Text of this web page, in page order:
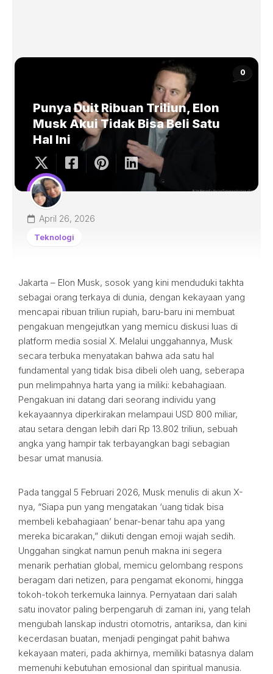
0
Punya Duit Ribuan Triliun, Elon
Musk Akui Tidak Bisa Beli Satu
Hal Ini
April 26, 2026
Teknologi
Jakarta – Elon Musk, sosok yang kini menduduki takhta
sebagai orang terkaya di dunia, dengan kekayaan yang
mencapai ribuan triliun rupiah, baru-baru ini membuat
pengakuan mengejutkan yang memicu diskusi luas di
platform media sosial X. Melalui unggahannya, Musk
secara terbuka menyatakan bahwa ada satu hal
fundamental yang tidak bisa dibeli oleh uang, seberapa
pun melimpahnya harta yang ia miliki: kebahagiaan.
Pengakuan ini datang dari seorang individu yang
kekayaannya diperkirakan melampaui USD 800 miliar,
atau setara dengan lebih dari Rp 13.802 triliun, sebuah
angka yang hampir tak terbayangkan bagi sebagian
besar umat manusia.
Pada tanggal 5 Februari 2026, Musk menulis di akun X-
nya, “Siapa pun yang mengatakan ‘uang tidak bisa
membeli kebahagiaan’ benar-benar tahu apa yang
mereka bicarakan,” diikuti dengan emoji wajah sedih.
Unggahan singkat namun penuh makna ini segera
menarik perhatian global, memicu gelombang respons
beragam dari netizen, para pengamat ekonomi, hingga
tokoh-tokoh terkemuka lainnya. Pernyataan dari salah
satu inovator paling berpengaruh di zaman ini, yang telah
mengubah lanskap industri otomotris, antariksa, dan kini
kecerdasan buatan, menjadi pengingat pahit bahwa
kekayaan materi, pada akhirnya, memiliki batasnya dalam
memenuhi kebutuhan emosional dan spiritual manusia.